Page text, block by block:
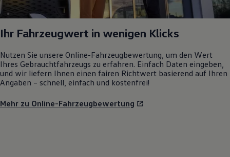
Ihr Fahrzeugwert in wenigen Klicks
Nutzen Sie unsere Online-Fahrzeugbewertung, um den Wert
Ihres Gebrauchtfahrzeugs zu erfahren. Einfach Daten eingeben,
und wir liefern Ihnen einen fairen Richtwert basierend auf Ihren
Angaben – schnell, einfach und kostenfrei!
Mehr zu Online-Fahrzeugbewertung